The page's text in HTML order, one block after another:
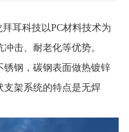
耳科技以PC材料技术为
击、耐老化等优势。
锈钢，碳钢表面做热镀锌
支架系统的特点是无焊